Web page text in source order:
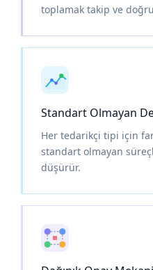
toplamak takip ve
Standart Olmayan
Her tedarikçi tipi için
standart olmayan
düşürür.